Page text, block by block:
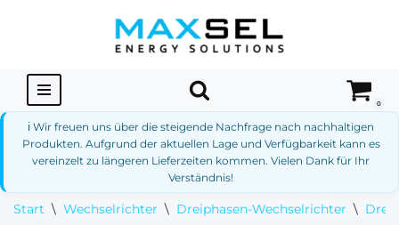
springen
0
ℹ️ Wir freuen uns über die steigende Nachfrage nach nachhaltigen
Produkten. Aufgrund der aktuellen Lage und Verfügbarkeit kann es
vereinzelt zu längeren Lieferzeiten kommen. Vielen Dank für Ihr
Verständnis!
Start \ Wechselrichter \ Dreiphasen-Wechselrichter \